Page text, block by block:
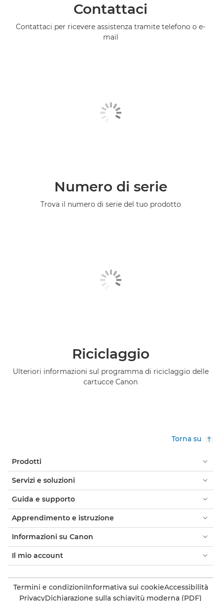
Contattaci
Contattaci per ricevere assistenza tramite telefono o e-
mail
Numero di serie
Trova il numero di serie del tuo prodotto
Riciclaggio
Ulteriori informazioni sul programma di riciclaggio delle
cartucce Canon
Torna su
Prodotti
Servizi e soluzioni
Guida e supporto
Apprendimento e istruzione
Informazioni su Canon
Il mio account
Termini e condizioniInformativa sui cookieAccessibilità
PrivacyDichiarazione sulla schiavitù moderna (PDF)